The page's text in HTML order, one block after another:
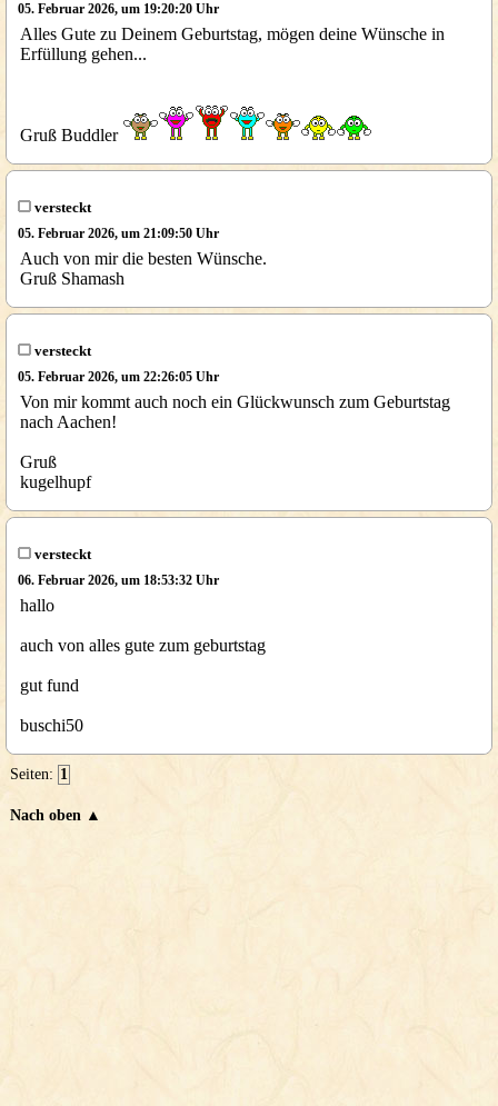
05. Februar 2026, um 19:20:20 Uhr
Alles Gute zu Deinem Geburtstag, mögen deine Wünsche in
Erfüllung gehen...
Gruß Buddler
versteckt
05. Februar 2026, um 21:09:50 Uhr
Auch von mir die besten Wünsche.
Gruß Shamash
versteckt
05. Februar 2026, um 22:26:05 Uhr
Von mir kommt auch noch ein Glückwunsch zum Geburtstag
nach Aachen!
Gruß
kugelhupf
versteckt
06. Februar 2026, um 18:53:32 Uhr
hallo
auch von alles gute zum geburtstag
gut fund
buschi50
Seiten: 1
Nach oben ▲